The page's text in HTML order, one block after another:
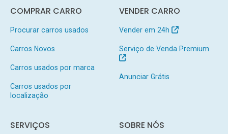
COMPRAR CARRO
Procurar carros usados
Carros Novos
Carros usados por marca
Carros usados por
localização
VENDER CARRO
Vender em 24h
Serviço de Venda Premium
Anunciar Grátis
SERVIÇOS SOBRE NÓS